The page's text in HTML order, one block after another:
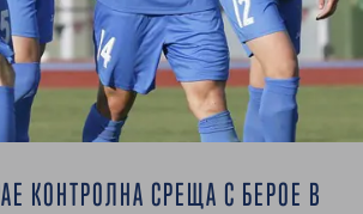
КОНТРОЛНА СРЕЩА С БЕРОЕ В